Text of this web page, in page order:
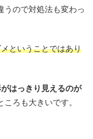
うので対処法も変わっ
ということではあり
はっきり見えるのが
ころも大きいです。